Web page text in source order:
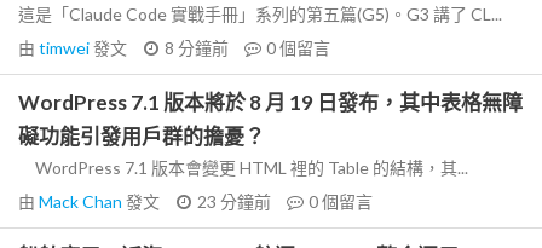
這是「Claude Code 實戰手冊」系列的第五篇(G5)。G3 講了 CL...
由 timwei發文 8 分鐘前 0個留言
WordPress 7.1 版本將於 8 月 19 日發布，其中表格無障
礙功能引發用戶群的擔憂？
WordPress 7.1 版本會變更 HTML 裡的 Table 的結構，其...
由 Mack Chan 發文 23 分鐘前 0個留言